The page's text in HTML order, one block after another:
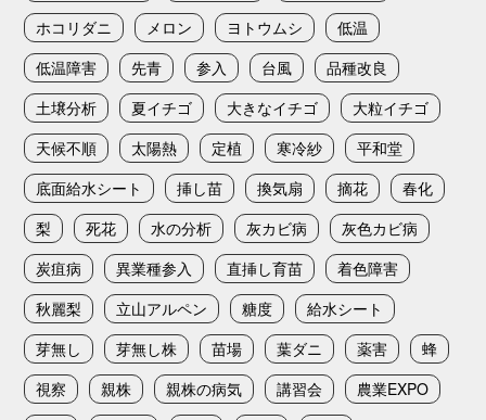
ホコリダニ
メロン ヨトウムシ
低温
低温障害
先青 参入 台風
品種改良
土壌分析
夏イチゴ 大きなイチゴ
大粒イチゴ
天候不順
太陽熱 定植 寒冷紗
平和堂
底面給水シート
挿し苗 換気扇 摘花
春化
梨
死花 水の分析 灰カビ病
灰色カビ病
炭疽病
異業種参入 直挿し育苗
着色障害
秋麗梨
立山アルペン 糖度
給水シート
芽無し
芽無し株 苗場 葉ダニ 薬害
蜂
視察
親株 親株の病気 講習会
農業EXPO